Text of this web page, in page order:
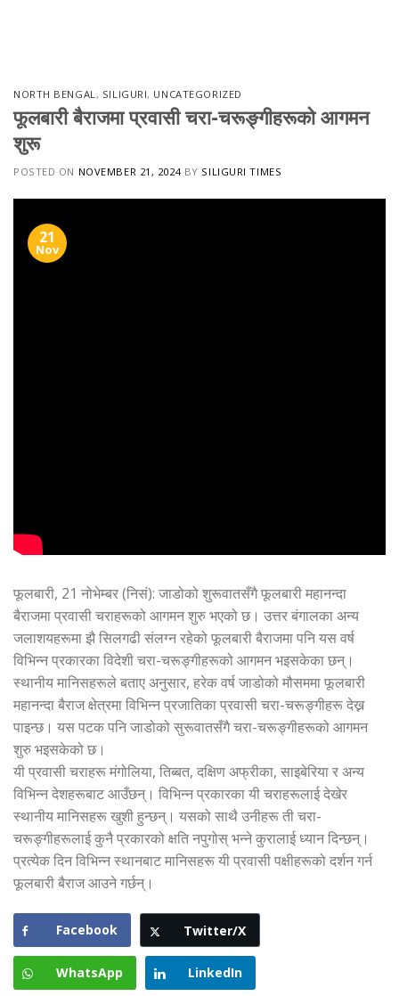
NORTH BENGAL, SILIGURI, UNCATEGORIZED
फूलबारी बैराजमा प्रवासी चरा-चरूङ्गीहरूको आगमन
शुरू
POSTED ON NOVEMBER 21, 2024BY SILIGURI TIMES
21
Nov
फूलबारी, 21 नोभेम्बर (निसं): जाडोको शुरूवातसँगै फूलबारी महानन्दा
बैराजमा प्रवासी चराहरूको आगमन शुरु भएको छ। उत्तर बंगालका अन्य
जलाशयहरूमा झै सिलगढी संलग्न रहेको फूलबारी बैराजमा पनि यस वर्ष
विभिन्न प्रकारका विदेशी चरा-चरूङ्गीहरूको आगमन भइसकेका छन्।
स्थानीय मानिसहरूले बताए अनुसार, हरेक वर्ष जाडोको मौसममा फूलबारी
महानन्दा बैराज क्षेत्रमा विभिन्न प्रजातिका प्रवासी चरा-चरूङ्गीहरू देख्न
पाइन्छ। यस पटक पनि जाडोको सुरूवातसँगै चरा-चरूङ्गीहरूको आगमन
शुरु भइसकेको छ।
यी प्रवासी चराहरू मंगोलिया, तिब्बत, दक्षिण अफ्रीका, साइबेरिया र अन्य
विभिन्न देशहरूबाट आउँछन्। विभिन्न प्रकारका यी चराहरूलाई देखेर
स्थानीय मानिसहरू खुशी हुन्छन्। यसको साथै उनीहरू ती चरा-
चरूङ्गीहरूलाई कुनै प्रकारको क्षति नपुगोस् भन्ने कुरालाई ध्यान दिन्छन्।
प्रत्येक दिन विभिन्न स्थानबाट मानिसहरू यी प्रवासी पक्षीहरूको दर्शन गर्न
फूलबारी बैराज आउने गर्छन्।
Facebook Twitter/X
WhatsApp LinkedIn